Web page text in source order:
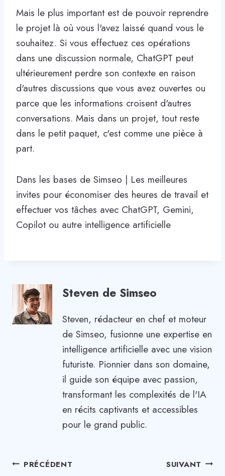
Mais le plus important est de pouvoir reprendre
le projet là où vous l'avez laissé quand vous le
souhaitez. Si vous effectuez ces opérations
dans une discussion normale, ChatGPT peut
ultérieurement perdre son contexte en raison
d'autres discussions que vous avez ouvertes ou
parce que les informations croisent d'autres
conversations. Mais dans un projet, tout reste
dans le petit paquet, c'est comme une pièce à
part.
Dans les bases de Simseo | Les meilleures
invites pour économiser des heures de travail et
effectuer vos tâches avec ChatGPT, Gemini,
Copilot ou autre intelligence artificielle
Steven de Simseo
Steven, rédacteur en chef et moteur
de Simseo, fusionne une expertise en
intelligence artificielle avec une vision
futuriste. Pionnier dans son domaine,
il guide son équipe avec passion,
transformant les complexités de l'IA
en récits captivants et accessibles
pour le grand public.
Navigation
PRÉCÉDENT SUIVANT